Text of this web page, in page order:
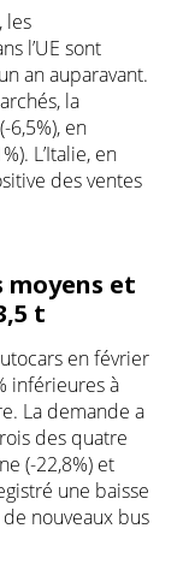
les
l’UE sont
an auparavant.
la
6,5%), en
L’Italie, en
des ventes
moyens et
t
en février
inférieures à
La demande a
des quatre
(-22,8%) et
une baisse
nouveaux bus